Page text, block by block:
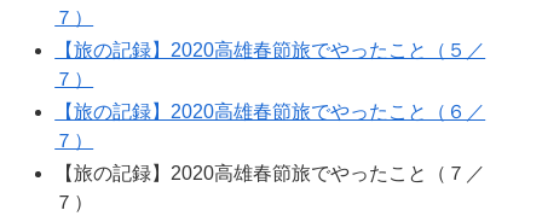
７）
【旅の記録】2020高雄春節旅でやったこと（５／
７）
【旅の記録】2020高雄春節旅でやったこと（６／
７）
【旅の記録】2020高雄春節旅でやったこと（７／
７）